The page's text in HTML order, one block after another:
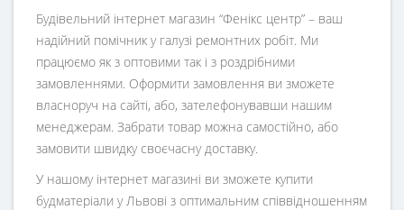
Будівельний інтернет магазин “Фенікс центр” – ваш
надійний помічник у галузі ремонтних робіт. Ми
працюємо як з оптовими так і з роздрібними
замовленнями. Оформити замовлення ви зможете
власноруч на сайті, або, зателефонувавши нашим
менеджерам. Забрати товар можна самостійно, або
замовити швидку своєчасну доставку.
У нашому інтернет магазині ви зможете купити
будматеріали у Львові з оптимальним співвідношенням